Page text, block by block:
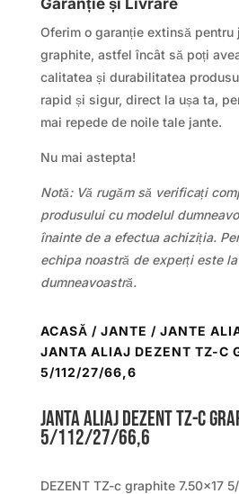
Oferim o garanție extinsă pentru
graphite, astfel încât să poți
calitatea și durabilitatea
rapid și sigur, direct la ușa ta,
mai repede de noile tale jante.
Nu mai astepta!
Notă: Vă rugăm să verificați
produsului cu modelul
înainte de a efectua achiziția.
echipa noastră de experți este
dumneavoastră.
ACASĂ / JANTE / JANTE
JANTA ALIAJ DEZENT TZ-C
5/112/27/66,6
Janta aliaj DEZENT TZ-c
5/112/27/66,6
DEZENT TZ-c graphite 7.50×17